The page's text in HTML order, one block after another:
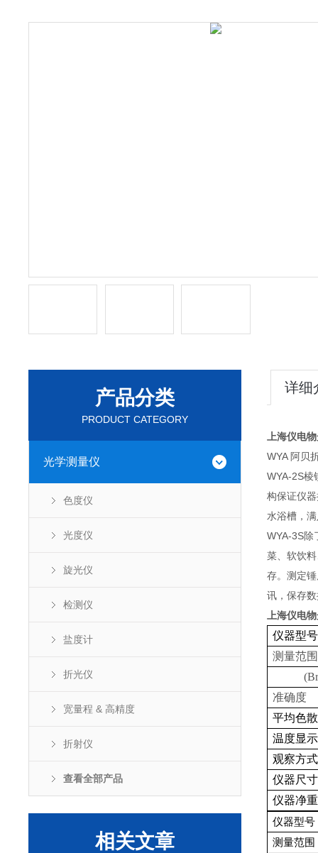
产品分类
PRODUCT CATEGORY
光学测量仪
色度仪
光度仪
旋光仪
检测仪
盐度计
折光仪
宽量程 & 高精度
折射仪
查看全部产品
相关文章
详细
上海仪电
WYA 阿贝
WYA-2S棱
构保证仪
水浴槽，
WYA-3S除
菜、软饮
存。测定
讯，保存
上海仪电
仪器型号
测量范
准确度
平均色
温度显示
观察方式
仪器尺寸
仪器净重
仪器型号
测量范